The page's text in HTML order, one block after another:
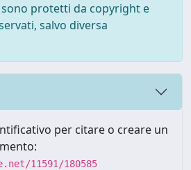
protetti da copyright e
salvo diversa
per citare o creare un
11591/180585